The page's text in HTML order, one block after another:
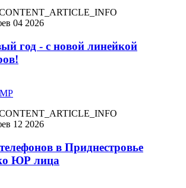
04 2026
год - с новой линейкой
12 2026
в Приднестровье
ЮР лица